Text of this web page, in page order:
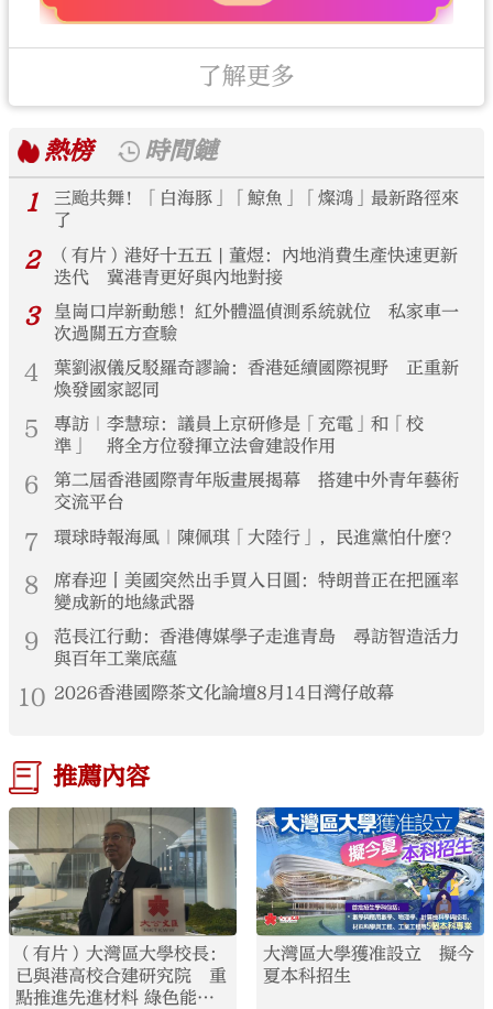
了解更多
熱榜
時間鏈
1
三颱共舞！「白海豚」「鯨魚」「燦鴻」最新路徑來
了
2
（有片）港好十五五 | 董煜：內地消費生產快速更新
迭代 冀港青更好與內地對接
3
皇崗口岸新動態！紅外體溫偵測系統就位 私家車一
次過關五方查驗
4
葉劉淑儀反駁羅奇謬論：香港延續國際視野 正重新
煥發國家認同
5
專訪｜李慧琼：議員上京研修是「充電」和「校
準」 將全方位發揮立法會建設作用
6
第二屆香港國際青年版畫展揭幕 搭建中外青年藝術
交流平台
7 環球時報海風｜陳佩琪「大陸行」，民進黨怕什麼？
8
席春迎丨美國突然出手買入日圓：特朗普正在把匯率
變成新的地緣武器
9
范長江行動：香港傳媒學子走進青島 尋訪智造活力
與百年工業底蘊
10 2026香港國際茶文化論壇8月14日灣仔啟幕
推薦內容
（有片）大灣區大學校長：
已與港高校合建研究院 重
點推進先進材料 綠色能源
大灣區大學獲准設立 擬今
夏本科招生